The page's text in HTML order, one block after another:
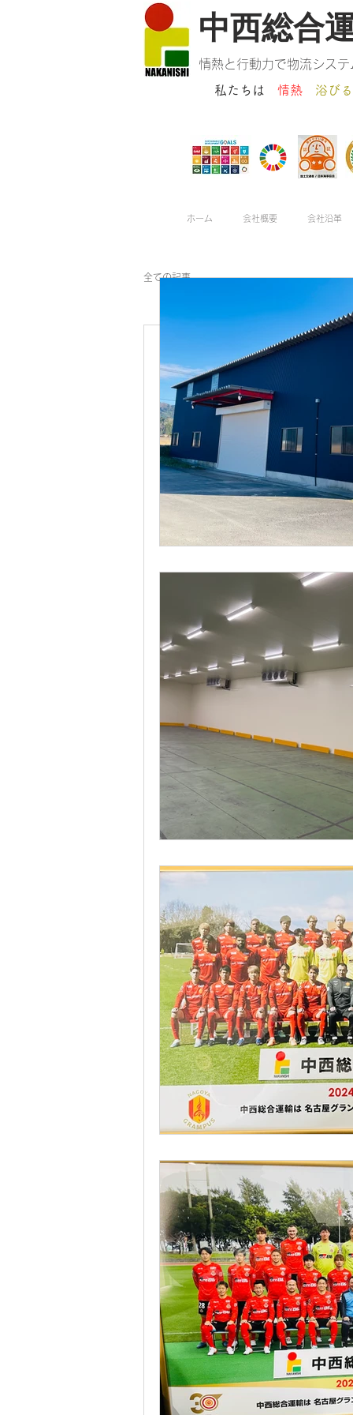
中西総合
情熱と行動力で物流シス
私たちは 情熱 浴び
ホーム 会社概要 会社沿革
全ての記事
健康経営簡
更新日：
健康経営簡易診断報告
（AIG損害保険株式会
健康経営簡易